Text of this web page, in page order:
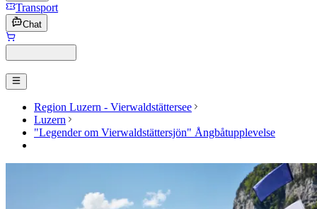
Transport
Chat
Region Luzern - Vierwaldstättersee
Luzern
"Legender om Vierwaldstättersjön" Ångbåtupplevelse